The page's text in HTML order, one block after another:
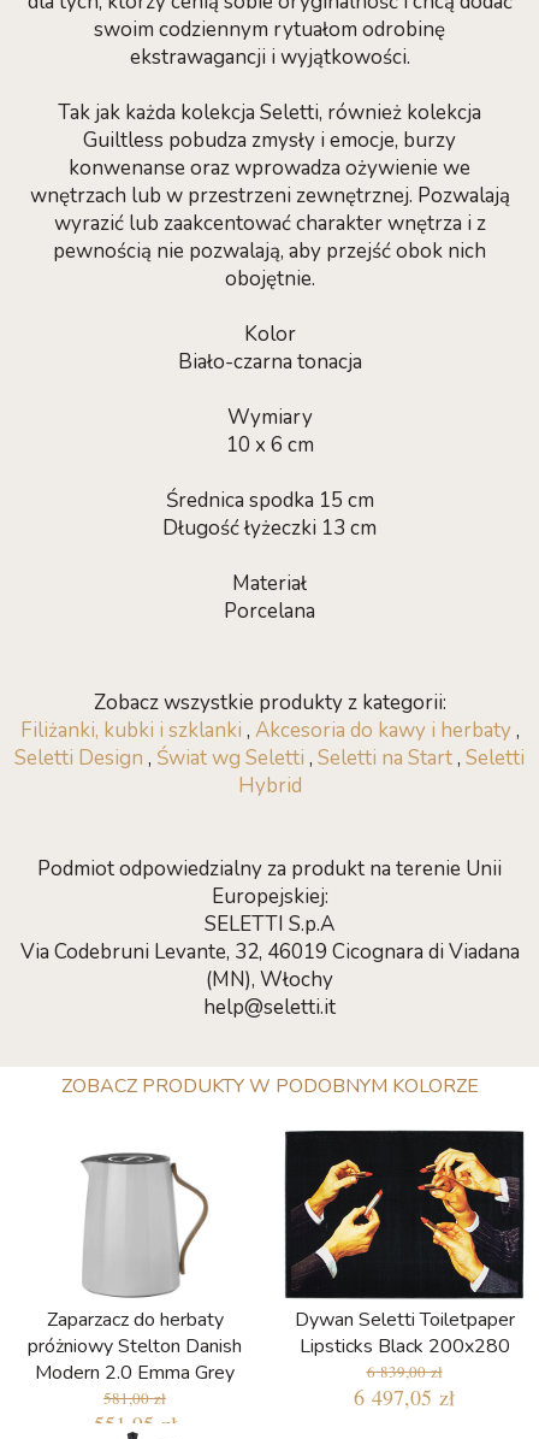
swoim codziennym rytuałom odrobinę
ekstrawagancji i wyjątkowości.
Tak jak każda kolekcja Seletti, również kolekcja
Guiltless pobudza zmysły i emocje, burzy
konwenanse oraz wprowadza ożywienie we
wnętrzach lub w przestrzeni zewnętrznej. Pozwalają
wyrazić lub zaakcentować charakter wnętrza i z
pewnością nie pozwalają, aby przejść obok nich
obojętnie.
Kolor
Biało-czarna tonacja
Wymiary
10 x 6 cm
Średnica spodka 15 cm
Długość łyżeczki 13 cm
Materiał
Porcelana
Zobacz wszystkie produkty z kategorii:
Filiżanki, kubki i szklanki , Akcesoria do kawy i herbaty,
Seletti Design , Świat wg Seletti , Seletti na Start, Seletti
Hybrid
Podmiot odpowiedzialny za produkt na terenie Unii
Europejskiej:
SELETTI S.p.A
Via Codebruni Levante, 32, 46019 Cicognara di Viadana
(MN), Włochy
help@seletti.it
ZOBACZ PRODUKTY W PODOBNYM KOLORZE
Zaparzacz do herbaty
próżniowy Stelton Danish
Modern 2.0 Emma Grey
581,00 zł
551,95 zł
Dywan Seletti Toiletpaper
Lipsticks Black 200x280
6 839,00 zł
6 497,05 zł